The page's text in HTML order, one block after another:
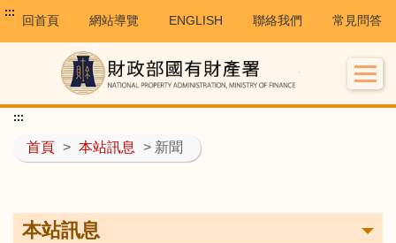
:::
回首頁 網站導覽 ENGLISH 聯絡我們 常見問答
首頁 > 本站訊息 > 新聞
:::
本站訊息